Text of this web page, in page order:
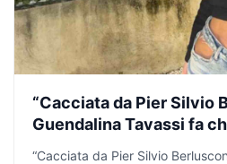
“Cacciata da Pier Silvio
Guendalina Tavassi fa
“Cacciata da Pier Silvio